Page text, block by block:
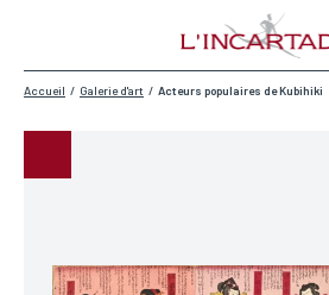
Accueil / Galerie d'art / Acteurs populaires de Kubihiki